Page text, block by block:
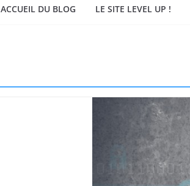
ACCUEIL DU BLOG LE SITE LEVEL UP !